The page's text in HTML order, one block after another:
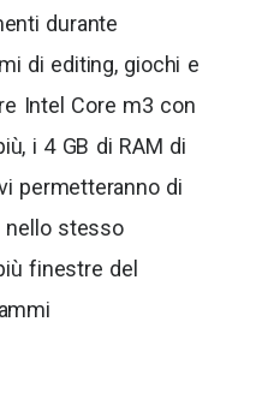
durante
di editing, giochi e
Intel Core m3 con
i 4 GB di RAM di
permetteranno di
nello stesso
finestre del